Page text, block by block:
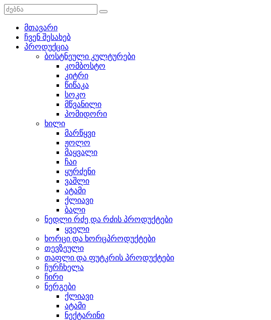
მთავარი
ჩვენ შესახებ
პროდუქცია
ბოსტნეული კულტურები
კომბოსტო
კიტრი
წიწაკა
სოკო
მწვანილი
პომიდორი
ხილი
მარწყვი
ჟოლო
მაყვალი
ჩაი
ყურძენი
ვაშლი
ატამი
ქლიავი
ბალი
ნედლი რძე და რძის პროდუქტები
ყველი
ხორცი და ხორცპროდუქტები
თევზეული
თაფლი და ფუტკრის პროდუქტები
ჩურჩხელა
ჩირი
ნერგები
ქლიავი
ატამი
ნექტარინი